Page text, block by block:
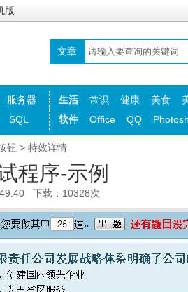
版
文章
服务器 生活 常识 健康 美食
SQL 软件 Office QQ
钮 > 特效详情
程序-示例
下载：10328次